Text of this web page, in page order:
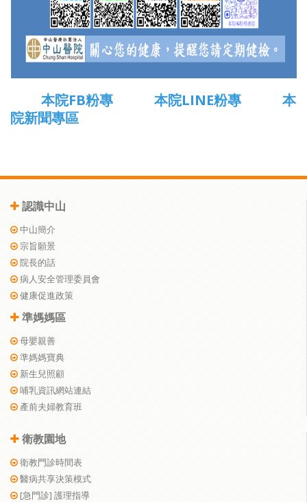
本院FB粉專 本院LINE粉專
本
院新聞專區
認識中山
中山簡介
宗旨願景
院長的話
病人安全管理委員會
健康促進政策
準媽媽區
母嬰親善
準媽媽寶典
新生兒照顧
哺乳資訊網站連結
產前夫婦教育班
衛教園地
衛教門診時間表
醫病共享決策模式
[急門診] 護理指導